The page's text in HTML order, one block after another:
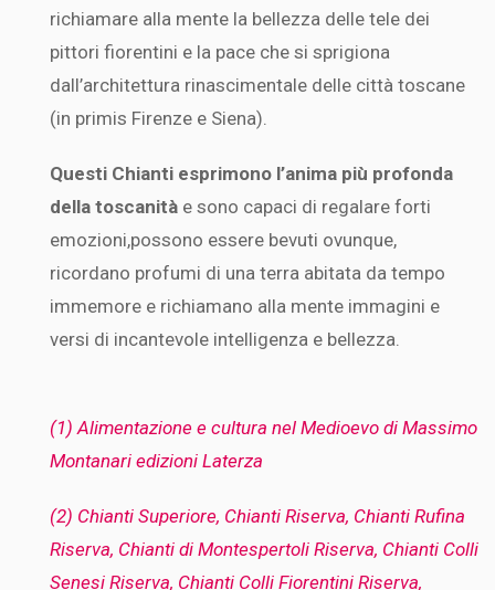
richiamare alla mente la bellezza delle tele dei
pittori fiorentini e la pace che si sprigiona
dall’architettura rinascimentale delle città toscane
(in primis Firenze e Siena).
Questi Chianti esprimono l’anima più profonda
della toscanità e sono capaci di regalare forti
emozioni,possono essere bevuti ovunque,
ricordano profumi di una terra abitata da tempo
immemore e richiamano alla mente immagini e
versi di incantevole intelligenza e bellezza.
(1) Alimentazione e cultura nel Medioevo di Massimo
Montanari edizioni Laterza
(2) Chianti Superiore, Chianti Riserva, Chianti Rufina
Riserva, Chianti di Montespertoli Riserva, Chianti Colli
Senesi Riserva, Chianti Colli Fiorentini Riserva,